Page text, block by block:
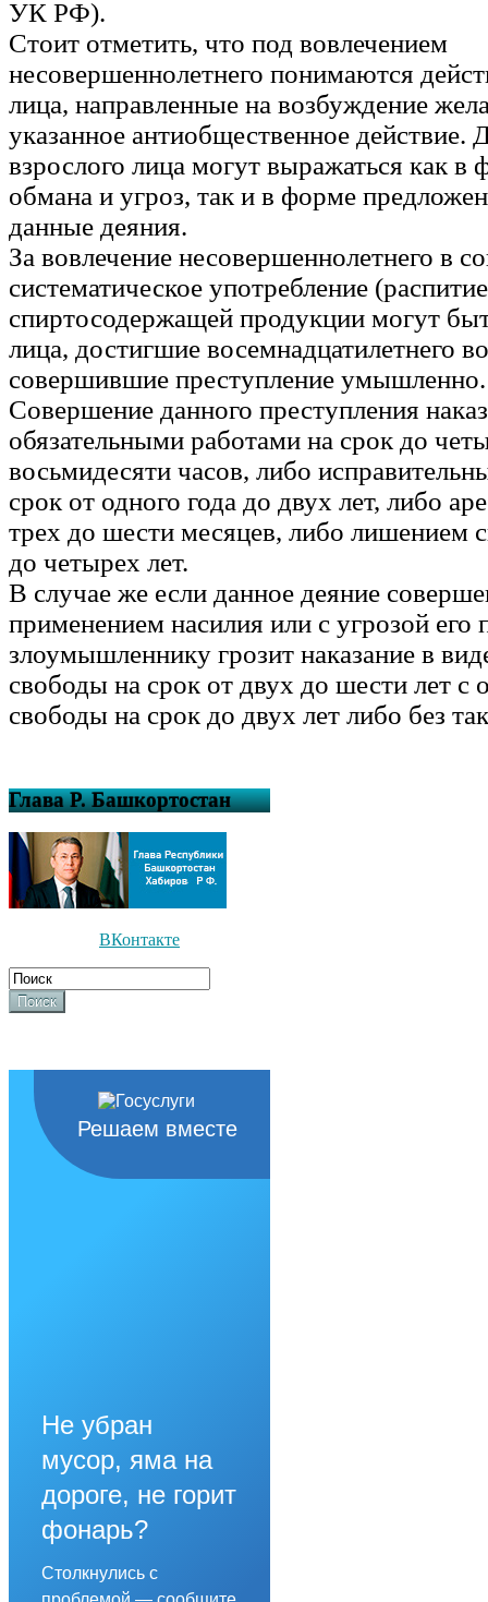
УК РФ).
Стоит отметить, что под вовлечением
несовершеннолетнего понимаются
лица, направленные на возбуждение
указанное антиобщественное действие.
взрослого лица могут выражаться как
обмана и угроз, так и в форме
данные деяния.
За вовлечение несовершеннолетнего в
систематическое употребление
спиртосодержащей продукции могут
лица, достигшие восемнадцатилетнего
совершившие преступление умышленно.
Совершение данного преступления
обязательными работами на срок до
восьмидесяти часов, либо
срок от одного года до двух лет, либо
трех до шести месяцев, либо лишением
до четырех лет.
В случае же если данное деяние
применением насилия или с угрозой его
злоумышленнику грозит наказание в
свободы на срок от двух до шести лет с
свободы на срок до двух лет либо без
Глава Р. Башкортостан
ВКонтакте
Поиск
Решаем вместе
Не убран
мусор, яма на
дороге, не горит
фонарь?
Столкнулись с